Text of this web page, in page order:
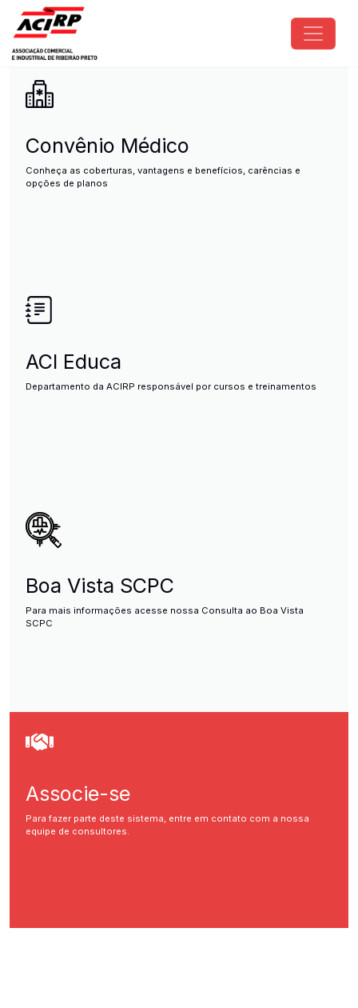
Pular para o conteúdo principal
ACIRP - Associação Comercial
Convênio Médico
Conheça as coberturas, vantagens e benefícios, carências e
opções de planos
ACI Educa
Departamento da ACIRP responsável por cursos e treinamentos
Boa Vista SCPC
Para mais informações acesse nossa Consulta ao Boa Vista
SCPC
Associe-se
Para fazer parte deste sistema, entre em contato com a nossa
equipe de consultores.